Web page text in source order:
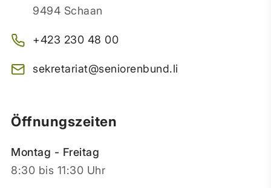
9494 Schaan
+423 230 48 00
sekretariat@seniorenbund.li
Öffnungszeiten
Montag - Freitag
8:30 bis 11:30 Uhr